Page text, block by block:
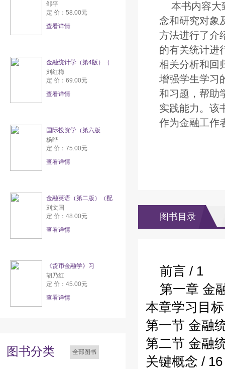
邹平
定 价：58.00元
查看详情
金融统计学（第4版）（
刘红梅
定 价：69.00元
查看详情
国际投资学（第六版
杨晔
定 价：75.00元
查看详情
金融英语（第二版）（配
刘文国
定 价：48.00元
查看详情
《货币金融学》习
胡乃红
定 价：45.00元
查看详情
图书分类 全部图书
本书内容大
念和研究对象
方法进行了介
的有关统计进
相关分析和回
增强学生学习
和习题，帮助
实践能力。该
作为金融工作
图书目录
前言 / 1
第一章 金
本章学习目
第一节 金融
第二节 金融
关键概念 / 16